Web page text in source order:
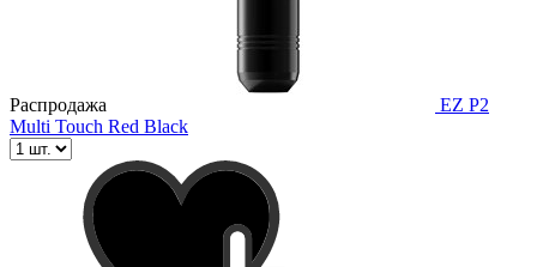
Распродажа
EZ P2
Multi Touch Red Black